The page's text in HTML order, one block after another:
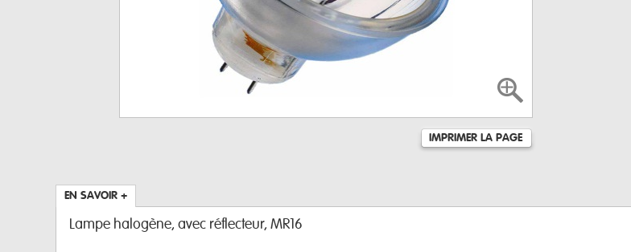
IMPRIMER LA PAGE
EN SAVOIR +
Lampe halogène, avec réflecteur, MR16